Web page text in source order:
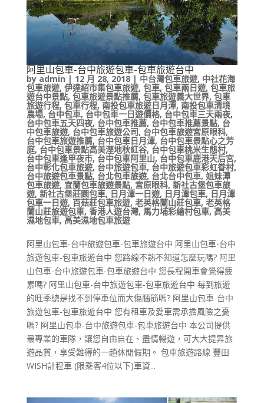
阿里山包車-台中旅遊包車-包車旅遊台中
by admin | 12 月 28, 2018| 中台灣包車旅遊, 中社花海
包車旅遊, 伊達紹市集包車旅遊, 包車, 包車兩日遊, 包車旅
遊台中景點, 包車旅遊景點推薦, 包車旅遊義大世界, 包車
旅遊行程, 包車行程, 南投包車旅遊日月潭, 南投包車清境
農場, 台中包車, 台中包車一日遊價格, 台中包車三天兩夜,
台中包車五天四夜, 台中包車推薦, 台中包車推薦景點, 台
中包車旅遊, 台中包車旅遊公司, 台中包車旅遊宮原眼科,
台中包車旅遊推薦, 台中包車日月潭, 台中包車景點心之芳
庭, 台中包車景點高美溼地秋紅谷, 台中包車桃米生態村,
台中包車逢甲夜市, 台中包車阿里山, 台中包車鹿港天后宮,
台中彰化包車旅遊, 台中旅遊包車, 台中旅遊包車彩虹眷村,
台中旅遊包車景點, 台北包車旅遊, 台北台中包車, 姐妹潭
包車旅遊, 宜蘭包車旅遊景點, 宮原眼科, 新社古堡包車旅
遊, 新社古堡莊園包車, 日月潭一日遊, 日月潭包車, 日月潭
包車一日遊, 百菇莊包車旅遊, 老英格蘭山莊包車, 老英格
蘭山莊旅遊包車, 香港人遊台灣, 馬力埔彩繪村包車, 高美
濕地包車, 高美濕地包車旅遊
阿里山包車-台中旅遊包車-包車旅遊台中 阿里山包車-台中
旅遊包車-包車旅遊台中 您路線不熟不知道怎麼玩嗎? 阿里
山包車-台中旅遊包車-包車旅遊台中 您長程開車會覺得疲
累嗎? 阿里山包車-台中旅遊包車-包車旅遊台中 每到旅遊
的旺季總是找不到停車位而大傷腦筋嗎? 阿里山包車-台中
旅遊包車-包車旅遊台中 您有租車及愛車需承擔風險之憂
嗎? 阿里山包車-台中旅遊包車-包車旅遊台中 本公司提供
最專業的車隊，讓您自由自在、盡情暢遊，可大大提昇旅
遊品質，享受難得的一趟休閒假期。 包車旅遊路線 豐田
WISH計程車 (限乘客4位以下)車資...